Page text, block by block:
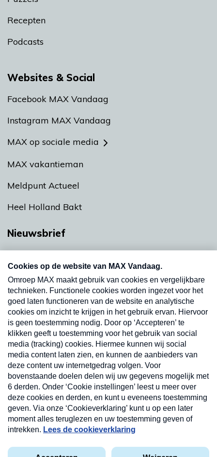
Recepten
Podcasts
Websites & Social
Facebook MAX Vandaag
Instagram MAX Vandaag
MAX op sociale media
MAX vakantieman
Meldpunt Actueel
Heel Holland Bakt
Nieuwsbrief
nieuwsbrief. Elke vrijdag- en dinsdagochtend in
uw mailbox.
Verzend
Privacyverklaring
Cookieverklaring
Nieuwsbrief
Neem hier een gratis abonnement op onze
nieuwsbrief. Elke vrijdag- en dinsdagochtend in uw